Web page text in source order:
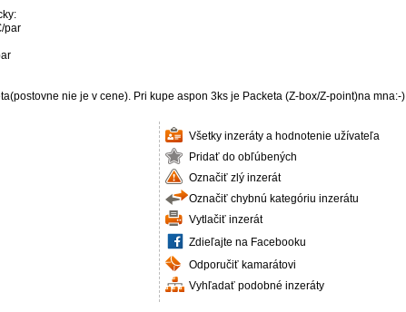
par
nie je v cene). Pri kupe aspon 3ks je Packeta (Z-box/Z-point)na mna:-)
Všetky inzeráty a hodnotenie užívateľa
Pridať do obľúbených
Označiť zlý inzerát
Označiť chybnú kategóriu inzerátu
Vytlačiť inzerát
Zdieľajte na Facebooku
Odporučiť kamarátovi
Vyhľadať podobné inzeráty